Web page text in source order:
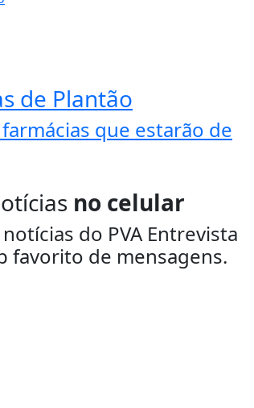
de Plantão
que estarão de
no celular
notícias do PVA Entrevista
favorito de mensagens.